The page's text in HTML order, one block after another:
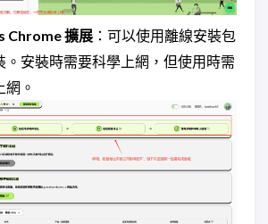
Chrome 擴展 ：可以使用離線安裝包
。安裝時需要科學上網，但使用時需
網。